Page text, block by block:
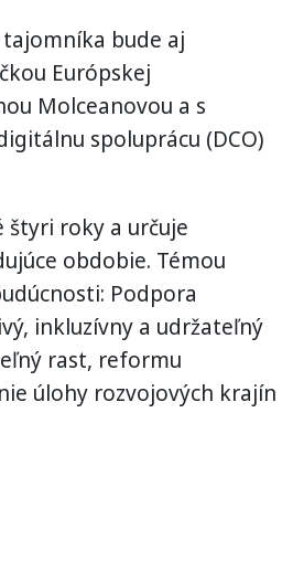
bude aj
Európskej
Molceanovou a s
spoluprácu (DCO)
štyri roky a určuje
obdobie. Témou
Podpora
inkluzívny a udržateľný
rast, reformu
úlohy rozvojových krajín